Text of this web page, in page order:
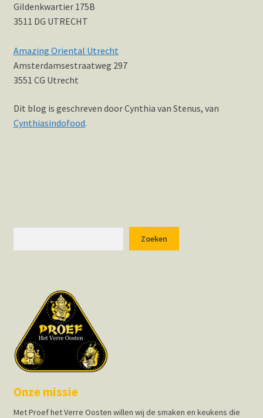
Gildenkwartier 175B
3511 DG UTRECHT
Amazing Oriental Utrecht
Amsterdamsestraatweg 297
3551 CG Utrecht
Dit blog is geschreven door Cynthia van Stenus, van
Cynthiasindofood.
Zoeken
Onze missie
Met Proef het Verre Oosten willen wij de smaken en keukens die